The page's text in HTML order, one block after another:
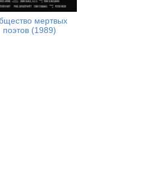
мертвых
поэтов (1989)